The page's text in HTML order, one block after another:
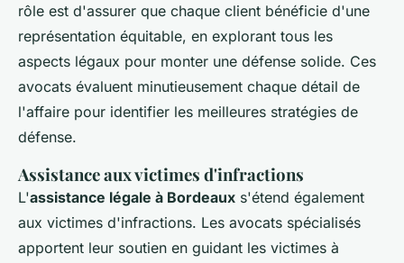
rôle est d'assurer que chaque client bénéficie d'une
représentation équitable, en explorant tous les
aspects légaux pour monter une défense solide. Ces
avocats évaluent minutieusement chaque détail de
l'affaire pour identifier les meilleures stratégies de
défense.
Assistance aux victimes d'infractions
L'assistance légale à Bordeaux s'étend également
aux victimes d'infractions. Les avocats spécialisés
apportent leur soutien en guidant les victimes à